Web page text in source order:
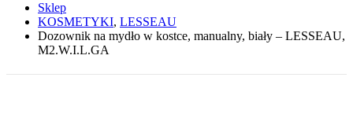
Sklep
KOSMETYKI, LESSEAU
Dozownik na mydło w kostce, manualny, biały – LESSEAU,
M2.W.I.L.GA